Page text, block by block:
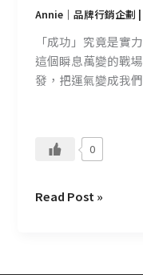
Annie｜品牌行銷企劃 |
「成功」究竟是實
這個瞬息萬變的戰
發，把運氣變成我
0
Read Post »